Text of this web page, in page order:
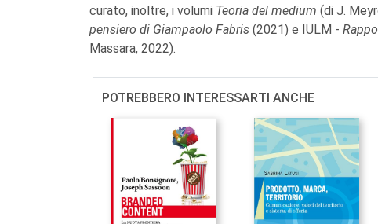
curato, inoltre, i volumi Teoria del medium (di J.
pensiero di Giampaolo Fabris (2021) e IULM -
Massara, 2022).
POTREBBERO INTERESSARTI ANCHE